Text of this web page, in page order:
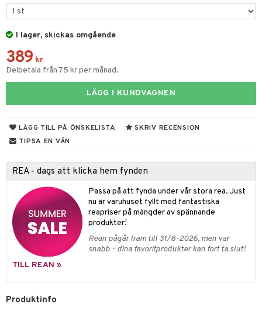
I lager, skickas omgående
389 kr
Delbetala från 75 kr per månad.
LÄGG I KUNDVAGNEN
LÄGG TILL PÅ ÖNSKELISTA
SKRIV RECENSION
TIPSA EN VÄN
REA - dags att klicka hem fynden
Passa på att fynda under vår stora rea. Just
nu är varuhuset fyllt med fantastiska
reapriser på mängder av spännande
produkter!
Rean pågår fram till 31/8-2026, men var
snabb - dina favoritprodukter kan fort ta slut!
TILL REAN »
Produktinfo
& Grönsaksknivar
Muggar
/ Outdoor
tallrikar
Bakformar
& Skålar
& Täcken
& Örngott
insektsskydd
svar